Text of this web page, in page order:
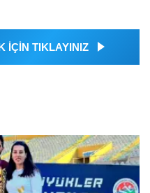
İÇİN TIKLAYINIZ